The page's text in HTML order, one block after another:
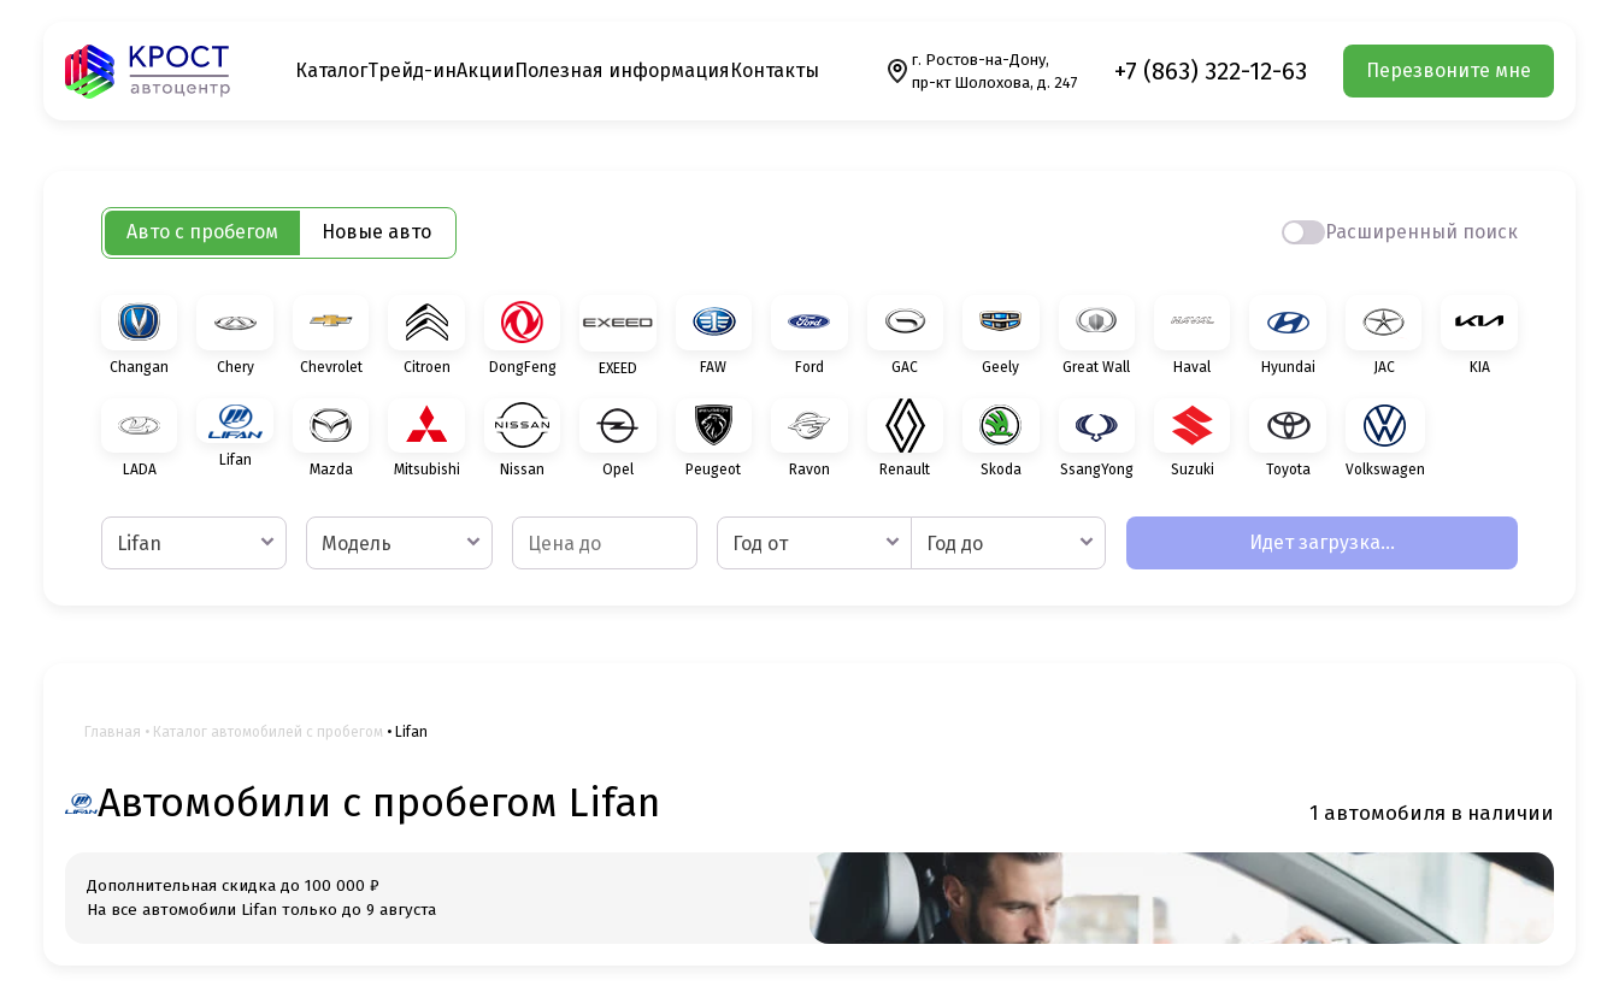
КаталогТрейд-инАкцииПолезная информация Контакты
г. Ростов-на-Дону,
пр-кт Шолохова, д. 247
+7 (863) 322-12-63 Перезвоните мне
Авто с пробегом Новые авто Расширенный поиск
Changan Chery Chevrolet Citroen DongFeng EXEED FAW Ford GAC Geely Great Wall Haval Hyundai JAC KIA
LADA
Lifan
Mazda Mitsubishi Nissan Opel Peugeot Ravon Renault Skoda SsangYong Suzuki Toyota Volkswagen
Lifan Модель Год от Год до Идет загрузка...
Главная Каталог автомобилей с пробегом Lifan
Автомобили с пробегом Lifan 1 автомобиля в наличии
Дополнительная скидка до 100 000 ₽
На все автомобили Lifan только до 9 августа